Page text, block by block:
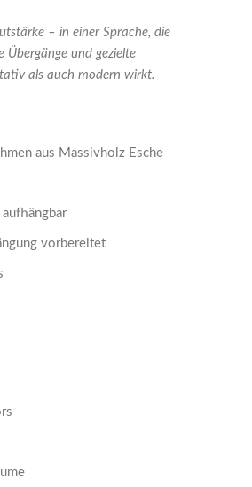
– in einer Sprache, die
Übergänge und gezielte
als auch modern wirkt.
aus Massivholz Esche
vorbereitet